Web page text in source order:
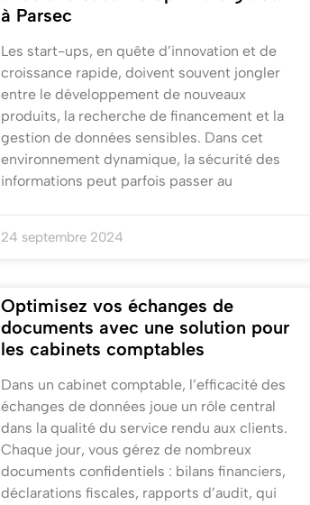
à Parsec
Les start-ups, en quête d’innovation et de
croissance rapide, doivent souvent jongler
entre le développement de nouveaux
produits, la recherche de financement et la
gestion de données sensibles. Dans cet
environnement dynamique, la sécurité des
informations peut parfois passer au
24 septembre 2024
Optimisez vos échanges de
documents avec une solution pour
les cabinets comptables
Dans un cabinet comptable, l’efficacité des
échanges de données joue un rôle central
dans la qualité du service rendu aux clients.
Chaque jour, vous gérez de nombreux
documents confidentiels : bilans financiers,
déclarations fiscales, rapports d’audit, qui